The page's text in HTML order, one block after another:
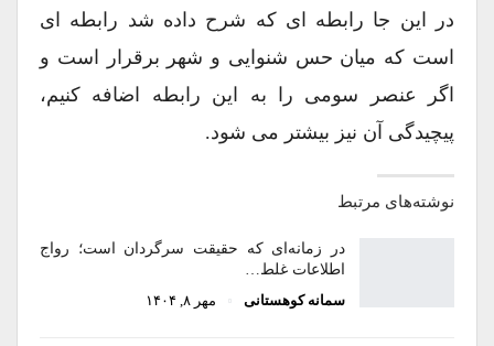
در این جا رابطه ای که شرح داده شد رابطه ای
است که میان حس شنوایی و شهر برقرار است و
اگر عنصر سومی را به این رابطه اضافه کنیم،
پیچیدگی آن نیز بیشتر می شود.
نوشته‌های مرتبط
در زمانه‌ای که حقیقت سرگردان است؛ رواج
اطلاعات غلط…
سمانه کوهستانی
مهر ۸, ۱۴۰۴